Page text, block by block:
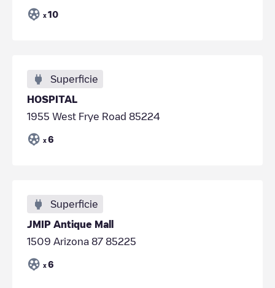
x 10
Superficie
HOSPITAL
1955 West Frye Road 85224
x 6
Superficie
JMIP Antique Mall
1509 Arizona 87 85225
x 6